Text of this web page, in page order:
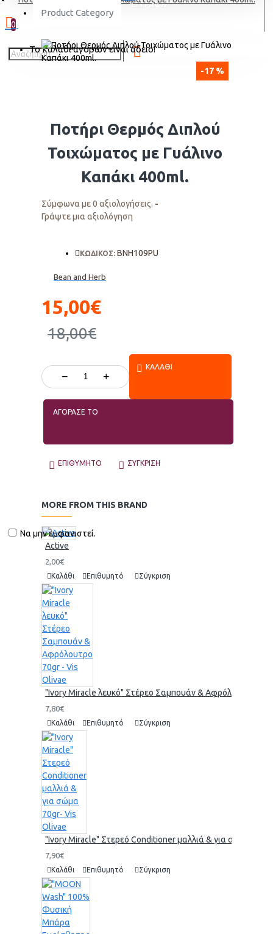
Να μην εμφανιστεί.
ΕΓΓΡΑΦΗ
Product Category
0
Το καλάθι αγορών είναι άδειο!
-17 %
Ποτήρι Θερμός Διπλού
Τοιχώματος με Γυάλινο
Καπάκι 400ml.
Σύμφωνα με 0 αξιολογήσεις. -
Γράψτε μια αξιολόγηση
15,00€
18,00€
ΚΩΔΙΚΟΣ: BNH109PU
Bean and Herb
− +
ΚΑΛΆΘΙ
ΑΓΟΡΑΣΕ ΤΟ
ΕΠΙΘΥΜΗΤΌ ΣΎΓΚΡΙΣΗ
MORE FROM THIS BRAND
Active
2,00€
Καλάθι Επιθυμητό Σύγκριση
"Ivory Miracle λευκό" Στέρεο Σαμπουάν & Αφρόλουτρο
7,80€
Καλάθι Επιθυμητό Σύγκριση
"Ivory Miracle" Στερεό Conditioner μαλλιά & για σώμα
7,90€
Καλάθι Επιθυμητό Σύγκριση